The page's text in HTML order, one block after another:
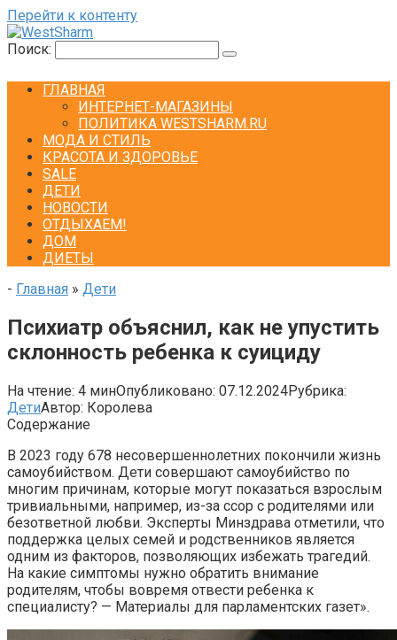
Перейти к контенту
Поиск:
ГЛАВНАЯ
ИНТЕРНЕТ-МАГАЗИНЫ
ПОЛИТИКА WESTSHARM.RU
МОДА И СТИЛЬ
КРАСОТА И ЗДОРОВЬЕ
SALE
ДЕТИ
НОВОСТИ
ОТДЫХАЕМ!
ДОМ
ДИЕТЫ
- Главная » Дети
Психиатр объяснил, как не упустить
склонность ребенка к суициду
На чтение: 4 минОпубликовано: 07.12.2024Рубрика:
ДетиАвтор: Королева
Содержание
В 2023 году 678 несовершеннолетних покончили жизнь
самоубийством. Дети совершают самоубийство по
многим причинам, которые могут показаться взрослым
тривиальными, например, из-за ссор с родителями или
безответной любви. Эксперты Минздрава отметили, что
поддержка целых семей и родственников является
одним из факторов, позволяющих избежать трагедий.
На какие симптомы нужно обратить внимание
родителям, чтобы вовремя отвести ребенка к
специалисту? — Материалы для парламентских газет».